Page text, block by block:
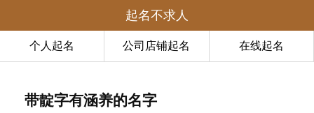
起名不求人
个人起名 公司店铺起名 在线起名
带靛字有涵养的名字